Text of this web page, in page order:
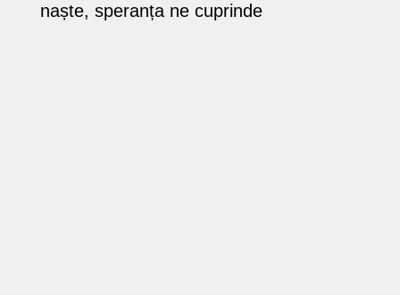
naște, speranța ne cuprinde